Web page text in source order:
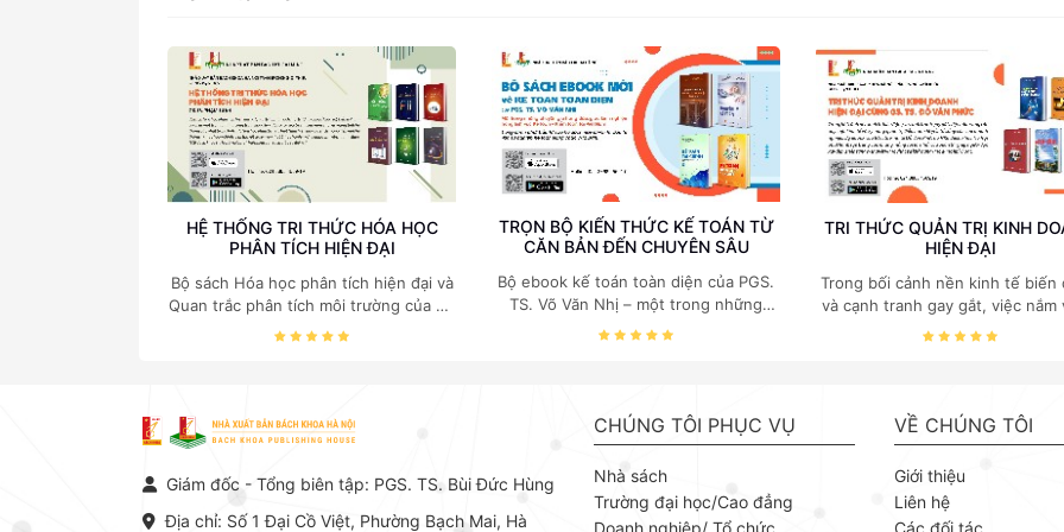
HỆ THỐNG TRI THỨC HÓA HỌC
PHÂN TÍCH HIỆN ĐẠI
Bộ sách Hóa học phân tích hiện đại và
Quan trắc phân tích môi trường của Cố
Giáo sư, Tiến sĩ Phạm Luận là một
Hóa học phân tích tại Việt Nam hiện
nay. Bộ sách mang đến một hệ thống
-> Kỹ thuật thực hành -> Ứng dụng
TRỌN BỘ KIẾN THỨC KẾ TOÁN TỪ
CĂN BẢN ĐẾN CHUYÊN SÂU
Bộ ebook kế toán toàn diện của PGS.
TS. Võ Văn Nhị – một trong những
chuyên gia hàng đầu, giàu kinh
TRI THỨC QUẢN TRỊ KINH
HIỆN ĐẠI
Trong bối cảnh nền kinh tế biến
và cạnh tranh gay gắt, việc nắm
các quy luật kinh tế và kỹ năng
khoa Hà Nội phát hành tập trung
những mảng cốt lõi nhất của
thuyết vững chắc và khả năng
dụng linh hoạt. GS. TS Kinh tế Đỗ
Giám đốc - Tổng biên tập: PGS. TS. Bùi Đức Hùng
Địa chỉ: Số 1 Đại Cồ Việt, Phường Bạch Mai, Hà
CHÚNG TÔI PHỤC VỤ
Nhà sách
Trường đại học/Cao đẳng
Doanh nghiệp/ Tổ chức
VỀ CHÚNG TÔI
Giới thiệu
Liên hệ
Các đối tác